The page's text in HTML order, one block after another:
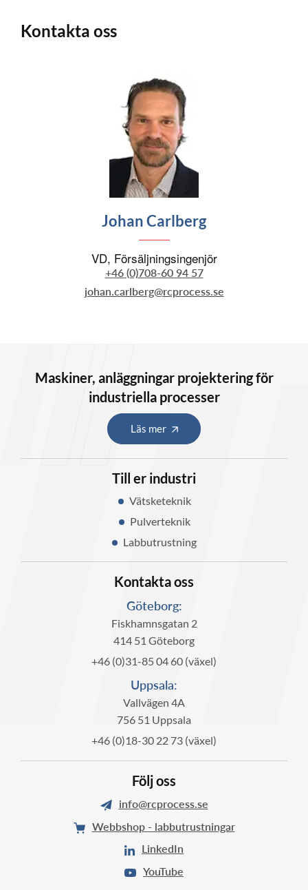
Kontakta oss
Johan Carlberg
VD, Försäljningsingenjör
+46 (0)708-60 94 57
johan.carlberg@rcprocess.se
Maskiner, anläggningar projektering för
industriella processer
Läs mer
Till er industri
Vätsketeknik
Pulverteknik
Labbutrustning
Kontakta oss
Göteborg:
Fiskhamnsgatan 2
414 51 Göteborg
+46 (0)31-85 04 60 (växel)
Uppsala:
Vallvägen 4A
756 51 Uppsala
+46 (0)18-30 22 73 (växel)
Följ oss
info@rcprocess.se
Webbshop - labbutrustningar
LinkedIn
YouTube